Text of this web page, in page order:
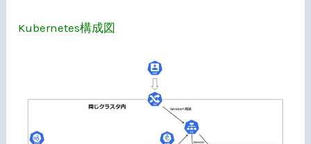
Kubernetes構成図